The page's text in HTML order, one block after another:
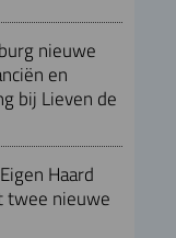
nieuwe
en
bij Lieven de
Haard
twee nieuwe